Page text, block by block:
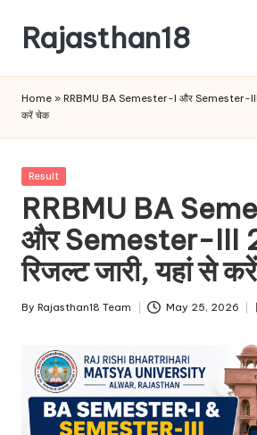
content
Rajasthan18
is
watched
and
the
most
credible
respected
media
India.
Home » RRBMU BA Semester-I और Semester-III
करें चेक
Posted
Result
RRBMU BA
और Semester-III
रिजल्ट जारी, यहां से
Posted
By Rajasthan18 Team May 25, 2026